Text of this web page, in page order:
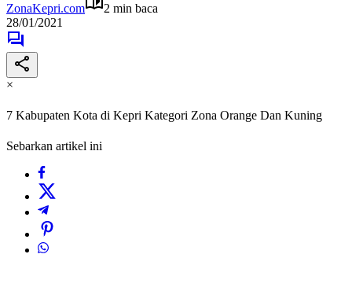
ZonaKepri.com
2 min baca
28/01/2021
×
7 Kabupaten Kota di Kepri Kategori Zona Orange Dan Kuning
Sebarkan artikel ini